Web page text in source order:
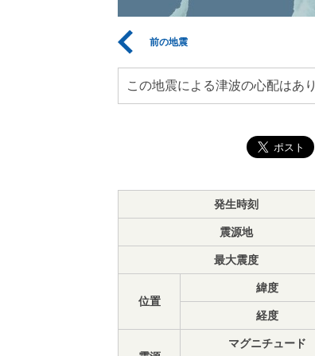
前の地震
この地震による津波の心配はあ
発生時刻
震源地
最大震度
位置
緯度
経度
マグニチュード